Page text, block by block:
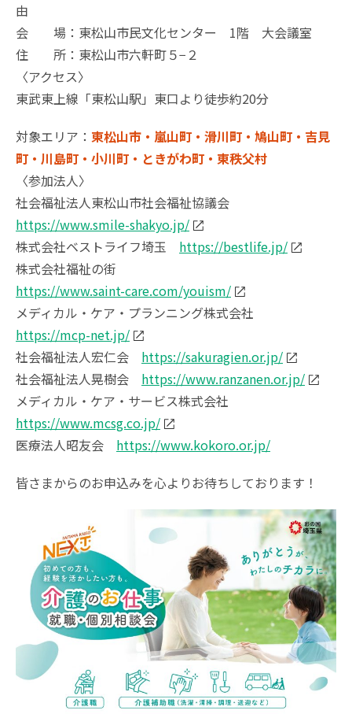
由
会 場：東松山市民文化センター 1階 大会議室
住 所： 東松山市六軒町５−２
〈アクセス〉
東武東上線「東松山駅」東口より徒歩約20分
対象エリア： 東松山市・嵐山町・滑川町・鳩山町・吉見
町・川島町・小川町・ときがわ町・東秩父村
〈参加法人〉
社会福祉法人東松山市社会福祉協議会
https://www.smile-shakyo.jp/
株式会社ベストライフ埼玉 https://bestlife.jp/
株式会社福祉の街
https://www.saint-care.com/youism/
メディカル・ケア・プランニング株式会社
https://mcp-net.jp/
社会福祉法人宏仁会 https://sakuragien.or.jp/
社会福祉法人晃樹会 https://www.ranzanen.or.jp/
メディカル・ケア・サービス株式会社
https://www.mcsg.co.jp/
医療法人昭友会 https://www.kokoro.or.jp/
皆さまからのお申込みを心よりお待ちしております！